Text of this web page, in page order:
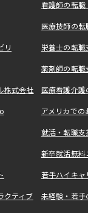
看護師の転
医療技師の
リ 栄養士の転
薬剤師の転
株式会社 医療看護介
アメリカで
就活・転職
新卒就活無料
若手ハイキ
クティブ 未経験・若手